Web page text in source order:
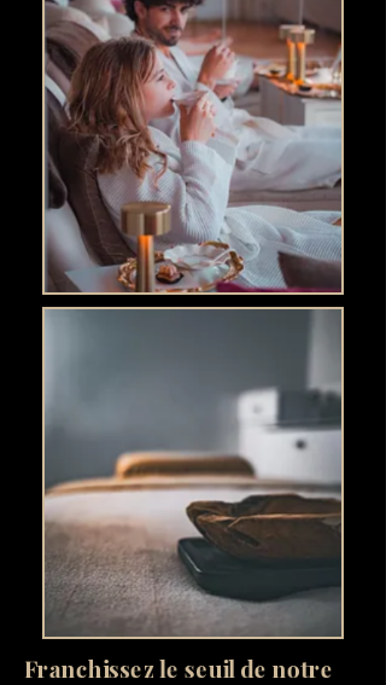
Franchissez le seuil de notre